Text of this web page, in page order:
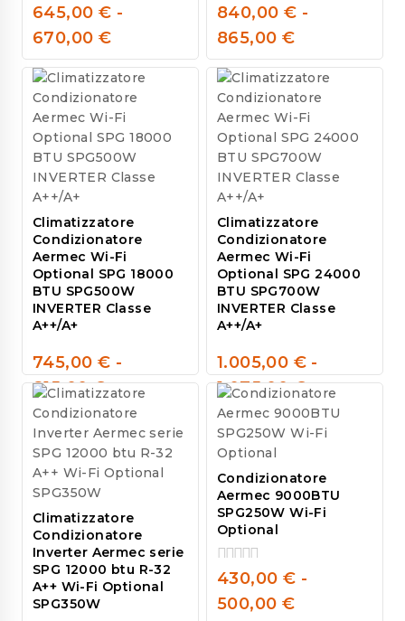
out
of
5
645,00 € -
670,00 €
out
of
5
840,00 € -
865,00 €
Climatizzatore
Condizionatore
Aermec Wi-Fi
Optional SPG 18000
BTU SPG500W
INVERTER Classe
A++/A+
0
out
of
5
745,00 € -
815,00€
Climatizzatore
Condizionatore
Aermec Wi-Fi
Optional SPG 24000
BTU SPG700W
INVERTER Classe
A++/A+
0
out
of
5
1.005,00 € -
1.075,00€
Climatizzatore
Condizionatore
Inverter Aermec serie
SPG 12000 btu R-32
A++ Wi-Fi Optional
SPG350W
Condizionatore
Aermec 9000BTU
SPG250W Wi-Fi
Optional
0
out
of
430,00 € -
500,00 €